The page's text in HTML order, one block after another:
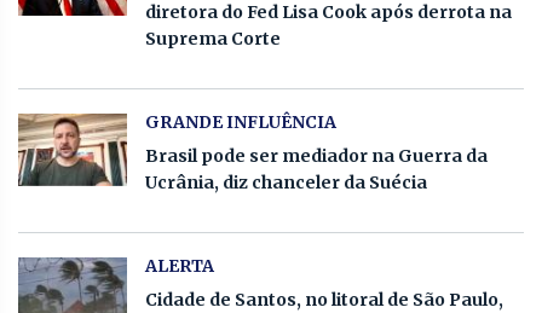
diretora do Fed Lisa Cook após derrota na
Suprema Corte
GRANDE INFLUÊNCIA
Brasil pode ser mediador na Guerra da
Ucrânia, diz chanceler da Suécia
ALERTA
Cidade de Santos, no litoral de São Paulo,